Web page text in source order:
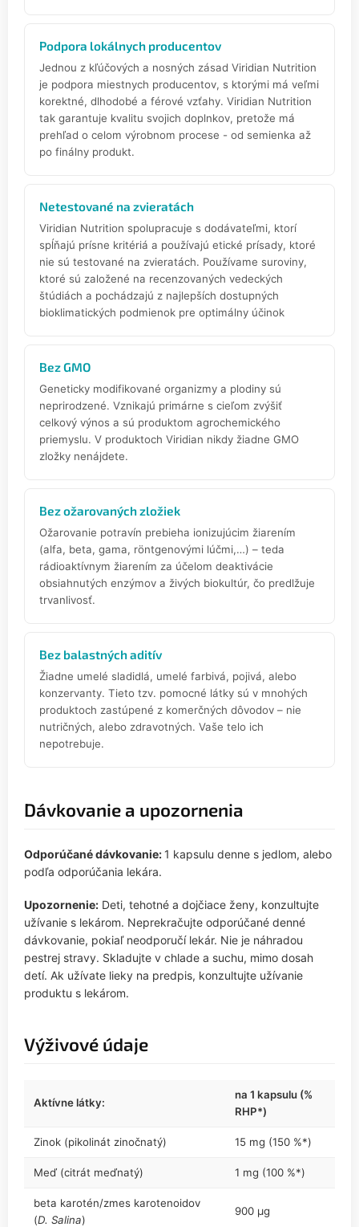
Podpora lokálnych producentov
Jednou z kľúčových a nosných zásad Viridian Nutrition
je podpora miestnych producentov, s ktorými má veľmi
korektné, dlhodobé a férové vzťahy. Viridian Nutrition
tak garantuje kvalitu svojich doplnkov, pretože má
prehľad o celom výrobnom procese - od semienka až
po finálny produkt.
Netestované na zvieratách
Viridian Nutrition spolupracuje s dodávateľmi, ktorí
spĺňajú prísne kritériá a používajú etické prísady, ktoré
nie sú testované na zvieratách. Používame suroviny,
ktoré sú založené na recenzovaných vedeckých
štúdiách a pochádzajú z najlepších dostupných
bioklimatických podmienok pre optimálny účinok
Bez GMO
Geneticky modifikované organizmy a plodiny sú
neprirodzené. Vznikajú primárne s cieľom zvýšiť
celkový výnos a sú produktom agrochemického
priemyslu. V produktoch Viridian nikdy žiadne GMO
zložky nenájdete.
Bez ožarovaných zložiek
Ožarovanie potravín prebieha ionizujúcim žiarením
(alfa, beta, gama, röntgenovými lúčmi,…) – teda
rádioaktívnym žiarením za účelom deaktivácie
obsiahnutých enzýmov a živých biokultúr, čo predlžuje
trvanlivosť.
Bez balastných aditív
Žiadne umelé sladidlá, umelé farbivá, pojivá, alebo
konzervanty. Tieto tzv. pomocné látky sú v mnohých
produktoch zastúpené z komerčných dôvodov – nie
nutričných, alebo zdravotných. Vaše telo ich
nepotrebuje.
Dávkovanie a upozornenia
Odporúčané dávkovanie: 1 kapsulu denne s jedlom, alebo
podľa odporúčania lekára.
Upozornenie: Deti, tehotné a dojčiace ženy, konzultujte
užívanie s lekárom. Neprekračujte odporúčané denné
dávkovanie, pokiaľ neodporučí lekár. Nie je náhradou
pestrej stravy. Skladujte v chlade a suchu, mimo dosah
detí. Ak užívate lieky na predpis, konzultujte užívanie
produktu s lekárom.
Výživové údaje
Aktívne látky:
na 1 kapsulu (%
RHP*)
Zinok (pikolinát zinočnatý) 15 mg (150 %*)
Meď (citrát meďnatý) 1 mg (100 %*)
beta karotén/zmes karotenoidov
(D. Salina)
900 µg